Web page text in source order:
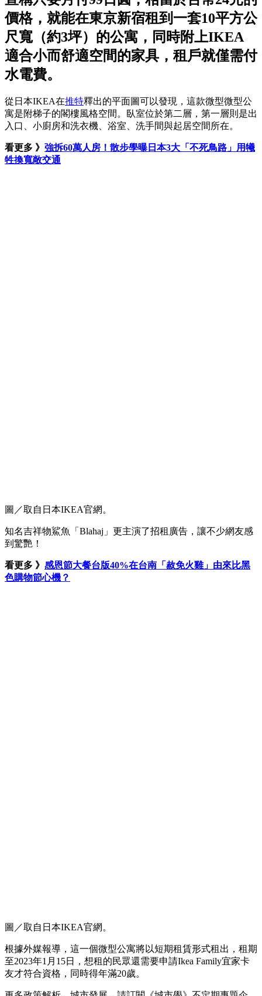
價格，就能在東京新宿租到一套10平方公
尺寬（約3坪）的公寓，同時附上IKEA
適合小而舒適空間的家具，租戶就僅需付
水電費。
從日本IKEA在推特釋出的平面圖可以發現，這款微型微型公
寓是附梯子的閣樓風格空間。臥室位於第二層，第一層則是出
入口、小廚房和洗衣機、浴室、洗手間與起居空間所在。
看更多 》 強拆60萬人房！散步學曝日本3大「不死鳥路」用犧
牲換寬敞交通
圖／取自日本IKEA官網。
知名吉祥物鯊魚「Blahaj」更主演了招租廣告，讓不少網友感
到驚艷！
看更多 》 感恩節大餐台版40%在台南「赦免火雞」由來比黑
色購物節心機？
圖／取自日本IKEA官網。
根據外媒報導，這一個微型公寓將以短期租賃形式租出，租期
至2023年1月15日，想租的民眾還需要申請Ikea Family宜家卡
友才符合資格，同時得年滿20歲。